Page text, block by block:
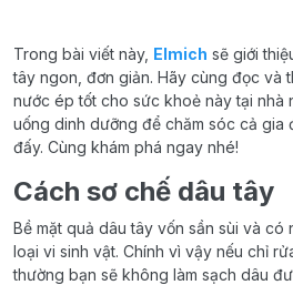
Trong bài viết này, Elmich sẽ giới
tây ngon, đơn giản. Hãy cùng đọc và
nước ép tốt cho sức khoẻ này tại nhà
uống dinh dưỡng để chăm sóc cả gia
đấy. Cùng khám phá ngay nhé!
Cách sơ chế dâu tây
Bề mặt quả dâu tây vốn sần sùi và có
loại vi sinh vật. Chính vì vậy nếu chỉ
thường bạn sẽ không làm sạch dâu